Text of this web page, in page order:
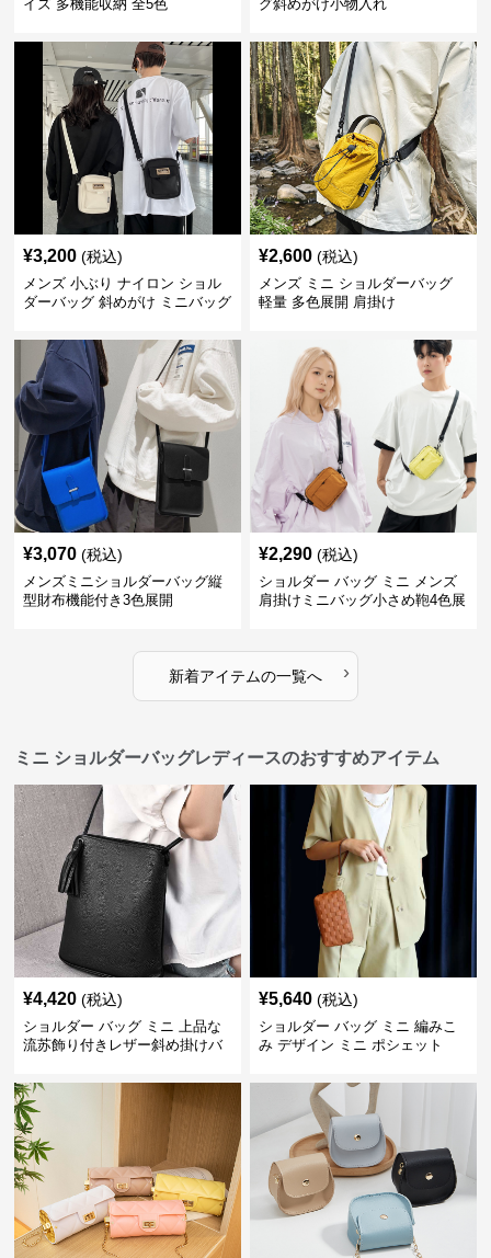
イズ 多機能収納 全5色 グ斜めがけ小物入れ
¥3,200 (税込)
メンズ 小ぶり ナイロン ショル
ダーバッグ 斜めがけ ミニバッグ
¥2,600 (税込)
メンズ ミニ ショルダーバッグ
軽量 多色展開 肩掛け
¥3,070 (税込)
メンズミニショルダーバッグ縦
型財布機能付き3色展開
¥2,290 (税込)
ショルダー バッグ ミニ メンズ
肩掛けミニバッグ小さめ鞄4色展
新着アイテムの一覧へ ›
ミニ ショルダーバッグレディースのおすすめアイテム
¥4,420 (税込)
ショルダー バッグ ミニ 上品な
流苏飾り付きレザー斜め掛けバ
¥5,640 (税込)
ショルダー バッグ ミニ 編みこ
み デザイン ミニ ポシェット